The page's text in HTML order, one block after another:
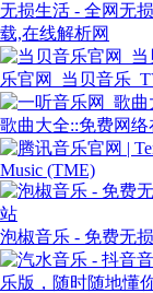
无损生活 - 全网无
载,在线解析网
乐官网_当贝音乐
歌曲大全::免费网
Music (TME)
泡椒音乐 - 免费无
乐版，随时随地懂